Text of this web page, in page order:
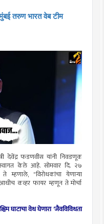
तरुण भारत वेब टीम
देवेंद्र फडणवीस यांनी निवडणूक
केले आहे. सोमवार दि. २७
म्हणाले, "विरोधकांचा येणाऱ्या
कव्हर फायर म्हणून ते मोर्चा
घाटाचा वेध घेणारा 'जैवविविधता